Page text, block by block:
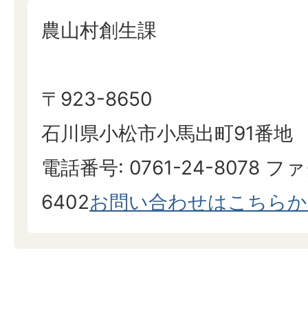
農山村創生課
〒923-8650
石川県小松市小馬出町91番地
電話番号: 0761-24-8078 フ
6402お問い合わせはこちら